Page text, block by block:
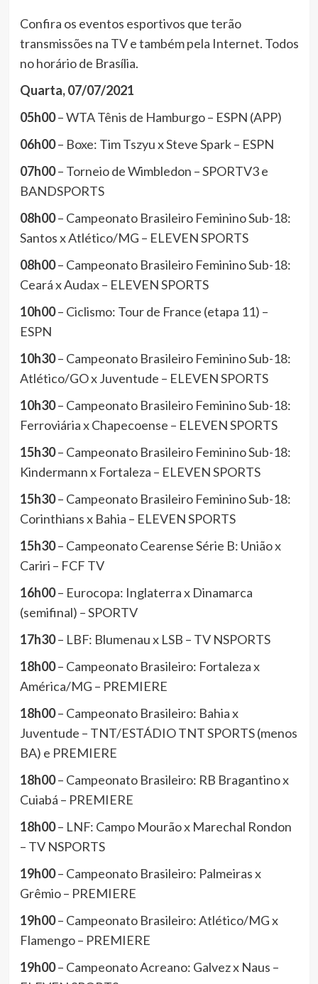
Confira os eventos esportivos que terão
transmissões na TV e também pela Internet. Todos
no horário de Brasília.
Quarta, 07/07/2021
05h00– WTA Tênis de Hamburgo – ESPN (APP)
06h00– Boxe: Tim Tszyu x Steve Spark – ESPN
07h00– Torneio de Wimbledon – SPORTV3 e
BANDSPORTS
08h00– Campeonato Brasileiro Feminino Sub-18:
Santos x Atlético/MG – ELEVEN SPORTS
08h00– Campeonato Brasileiro Feminino Sub-18:
Ceará x Audax – ELEVEN SPORTS
10h00– Ciclismo: Tour de France (etapa 11) –
ESPN
10h30– Campeonato Brasileiro Feminino Sub-18:
Atlético/GO x Juventude – ELEVEN SPORTS
10h30– Campeonato Brasileiro Feminino Sub-18:
Ferroviária x Chapecoense – ELEVEN SPORTS
15h30– Campeonato Brasileiro Feminino Sub-18:
Kindermann x Fortaleza – ELEVEN SPORTS
15h30– Campeonato Brasileiro Feminino Sub-18:
Corinthians x Bahia – ELEVEN SPORTS
15h30– Campeonato Cearense Série B: União x
Cariri – FCF TV
16h00– Eurocopa: Inglaterra x Dinamarca
(semifinal) – SPORTV
17h30– LBF: Blumenau x LSB – TV NSPORTS
18h00– Campeonato Brasileiro: Fortaleza x
América/MG – PREMIERE
18h00– Campeonato Brasileiro: Bahia x
Juventude – TNT/ESTÁDIO TNT SPORTS (menos
BA) e PREMIERE
18h00– Campeonato Brasileiro: RB Bragantino x
Cuiabá – PREMIERE
18h00– LNF: Campo Mourão x Marechal Rondon
– TV NSPORTS
19h00– Campeonato Brasileiro: Palmeiras x
Grêmio – PREMIERE
19h00– Campeonato Brasileiro: Atlético/MG x
Flamengo – PREMIERE
19h00– Campeonato Acreano: Galvez x Naus –